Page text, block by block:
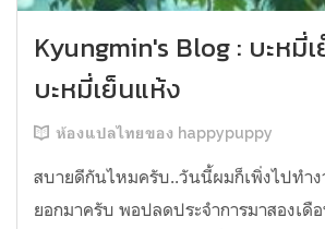
Kyungmin's Blog : บะหมี่
บะหมี่เย็นแห้ง
ห้องแปลไทยของ happypuppy
สบายดีกันไหมครับ..วันนี้ผมก็เพิ่งไปทำ
ยอกมาครับ พอปลดประจำการมาสองเดื